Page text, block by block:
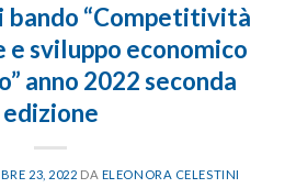
bando “Competitività
e sviluppo economico
anno 2022 seconda
edizione
23, 2022 DA ELEONORA CELESTINI